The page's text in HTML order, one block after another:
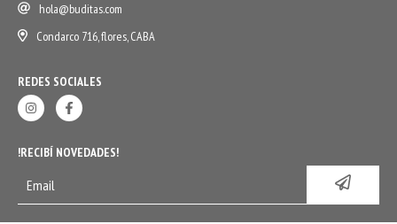
hola@buditas.com
Condarco 716, flores, CABA
REDES SOCIALES
!RECIBÍ NOVEDADES!